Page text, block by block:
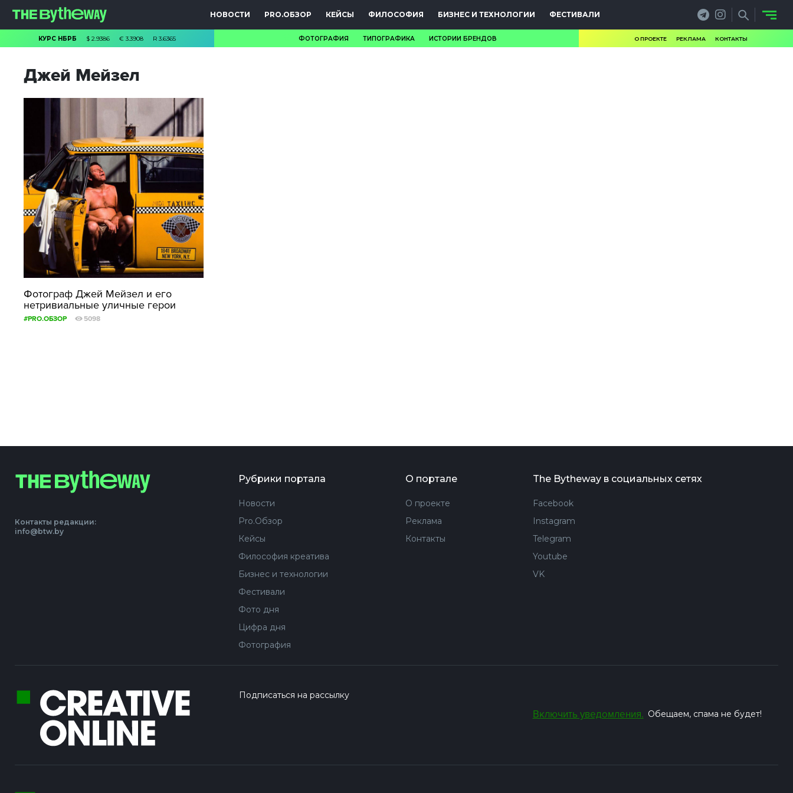
НОВОСТИ PRO.ОБЗОР КЕЙСЫ ФИЛОСОФИЯ БИЗНЕС И ТЕХНОЛОГИИ ФЕСТИВАЛИ
КУРС НБРБ $2.9386 € 3.3908 R3.6365 ФОТОГРАФИЯ ТИПОГРАФИКА ИСТОРИИ БРЕНДОВ О ПРОЕКТЕ РЕКЛАМА КОНТАКТЫ
Джей Мейзел
Фотограф Джей Мейзел и его
нетривиальные уличные герои
#PRO.ОБЗОР 5098
Контакты редакции:
info@btw.by
Рубрики портала
Новости
Pro.Обзор
Кейсы
Философия креатива
Бизнес и технологии
Фестивали
Фото дня
Цифра дня
Фотография
О портале
О проекте
Реклама
Контакты
The Bytheway в социальных сетях
Facebook
Instagram
Telegram
Youtube
VK
Подписаться на рассылку
Включить уведомления. Обещаем, спама не будет!